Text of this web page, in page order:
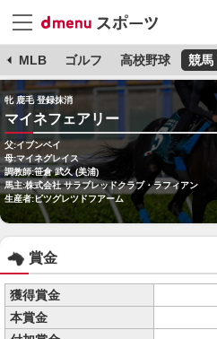
MLB ゴルフ 高校野球 競馬
牝 鹿毛 登録抹消
マイネフェアリー
父:イブンベイ
母:マイネグレイス
調教師:笹倉 武久 (美浦)
馬主:株式会社 サラブレッドクラブ・ラフィアン
生産者:ビツグレツドフアーム
賞金
獲得賞金
本賞金